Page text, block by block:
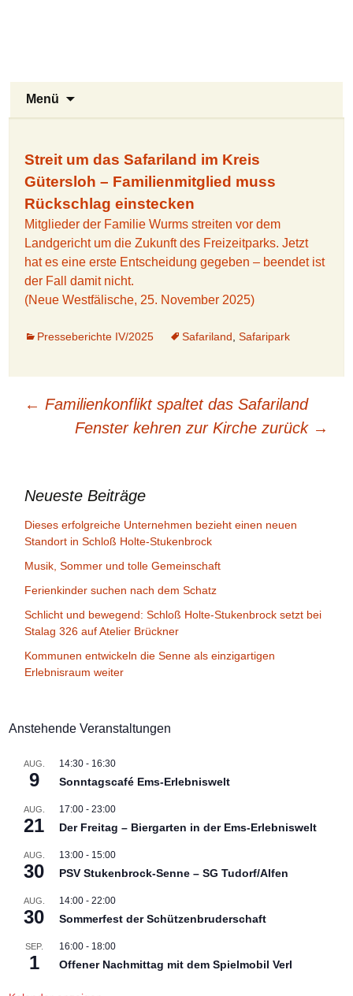
Menü
Streit um das Safariland im Kreis
Gütersloh – Familienmitglied muss
Rückschlag einstecken
Mitglieder der Familie Wurms streiten vor dem
Landgericht um die Zukunft des Freizeitparks. Jetzt
hat es eine erste Entscheidung gegeben – beendet ist
der Fall damit nicht.
(Neue Westfälische, 25. November 2025)
Presseberichte IV/2025 Safariland ,Safaripark
Beitragsnavigation
← Familienkonflikt spaltet das Safariland
Fenster kehren zur Kirche zurück →
Neueste Beiträge
Dieses erfolgreiche Unternehmen bezieht einen neuen
Standort in Schloß Holte-Stukenbrock
Musik, Sommer und tolle Gemeinschaft
Ferienkinder suchen nach dem Schatz
Schlicht und bewegend: Schloß Holte-Stukenbrock setzt bei
Stalag 326 auf Atelier Brückner
Kommunen entwickeln die Senne als einzigartigen
Erlebnisraum weiter
Anstehende Veranstaltungen
AUG.
9
14:30 - 16:30
Sonntagscafé Ems-Erlebniswelt
AUG.
21
17:00 -23:00
Der Freitag – Biergarten in der Ems-Erlebniswelt
AUG.
30
13:00 - 15:00
PSV Stukenbrock-Senne – SG Tudorf/Alfen
AUG.
30
14:00 -22:00
Sommerfest der Schützenbruderschaft
SEP.
1
16:00 - 18:00
Offener Nachmittag mit dem Spielmobil Verl